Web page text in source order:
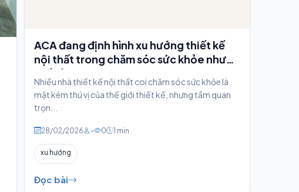
ACA đang định hình xu hướng thiết kế
nội thất trong chăm sóc sức khỏe như
thế nào
Nhiều nhà thiết kế nội thất coi chăm sóc sức khỏe là
mặt kém thú vị của thế giới thiết kế, nhưng tầm quan
trọn...
28/02/2026 - 0 1 min
xu hướng
Đọc bài